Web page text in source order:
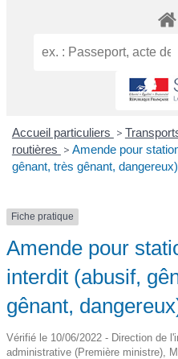
Accueil particuliers >
routières > Amende pour
gênant, très gênant, dangereux)
Fiche pratique
Amende pour
interdit (abusif,
gênant,
Vérifié le 10/06/2022 - Direction de
administrative (Première ministre),